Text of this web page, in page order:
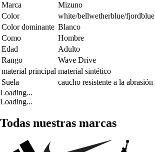
Marca
Mizuno
Color
white/bellwetherblue/fjordblue
Color dominante Blanco
Como
Hombre
Edad
Adulto
Rango
Wave Drive
material principal material sintético
Suela
caucho resistente a la abrasión
Loading...
Loading...
Todas nuestras marcas